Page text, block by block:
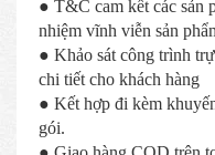
● T&C cam kết các sản
nhiệm vĩnh viễn sản
● Khảo sát công trình
chi tiết cho khách hàng
● Kết hợp đi kèm
gói.